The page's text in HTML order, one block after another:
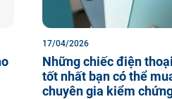
17/04/2026
Những chiếc điện
tốt nhất bạn có thể
chuyên gia kiểm